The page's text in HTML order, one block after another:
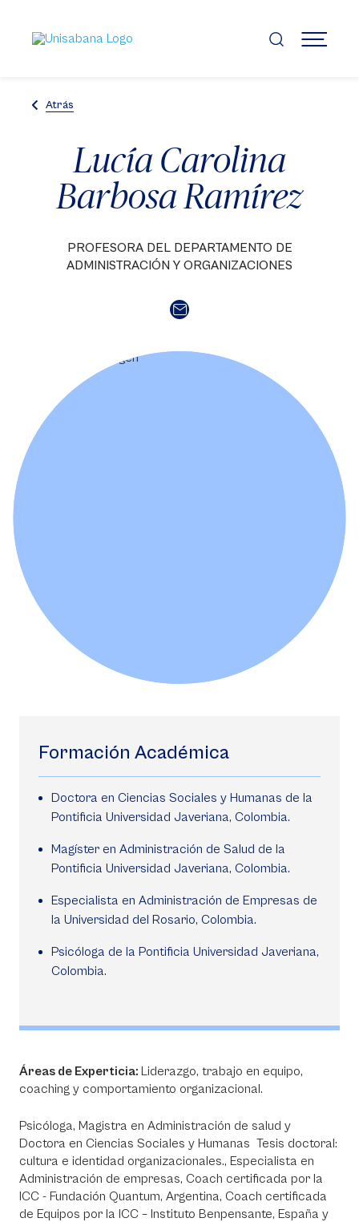
contenido
principal
MENÚ
Atrás
Lucía Carolina
Barbosa Ramírez
PROFESORA DEL DEPARTAMENTO DE
ADMINISTRACIÓN Y ORGANIZACIONES
Formación Académica
Doctora en Ciencias Sociales y Humanas de la
Pontificia Universidad Javeriana, Colombia.
Magíster en Administración de Salud de la
Pontificia Universidad Javeriana, Colombia.
Especialista en Administración de Empresas de
la Universidad del Rosario, Colombia.
Psicóloga de la Pontificia Universidad Javeriana,
Colombia.
Áreas de Experticia: Liderazgo, trabajo en equipo,
coaching y comportamiento organizacional.
Psicóloga, Magistra en Administración de salud y
Doctora en Ciencias Sociales y Humanas Tesis doctoral:
cultura e identidad organizacionales., Especialista en
Administración de empresas, Coach certificada por la
ICC - Fundación Quantum, Argentina, Coach certificada
de Equipos por la ICC – Instituto Benpensante, España y